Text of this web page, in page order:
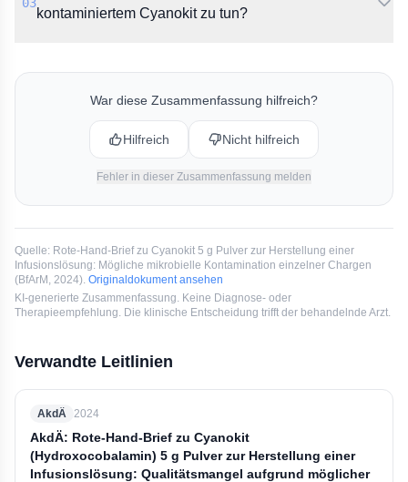
Herzstillstand, Schock oder Koma) in Kombination mit
kontaminiertem Cyanokit zu tun?
Infektion zu achten. Bei Verdacht auf eine Sepsis
muss laut BfArM umgehend eine empirische
War diese Zusammenfassung hilfreich?
Hilfreich Nicht hilfreich
Fehler in dieser Zusammenfassung melden
Quelle: Rote-Hand-Brief zu Cyanokit 5 g Pulver zur Herstellung einer
Infusionslösung: Mögliche mikrobielle Kontamination einzelner Chargen
(BfArM , 2024). Originaldokument ansehen
KI-generierte Zusammenfassung. Keine Diagnose- oder
Therapieempfehlung. Die klinische Entscheidung trifft der behandelnde Arzt.
Verwandte Leitlinien
AkdÄ 2024
AkdÄ: Rote-Hand-Brief zu Cyanokit
(Hydroxocobalamin) 5 g Pulver zur Herstellung einer
Infusionslösung: Qualitätsmangel aufgrund möglicher